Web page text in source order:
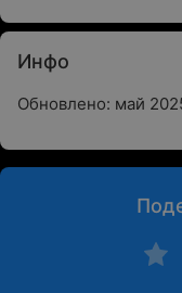
Инфо
Обновлено: май